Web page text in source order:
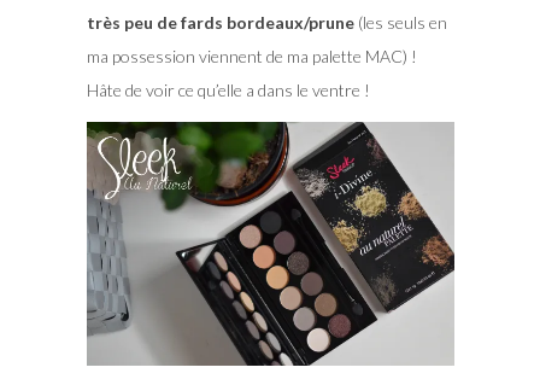
très peu de fards bordeaux/prune(les seuls en
ma possession viennent de ma palette MAC) !
Hâte de voir ce qu’elle a dans le ventre !